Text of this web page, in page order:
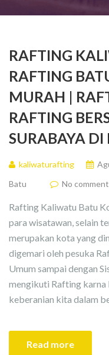
RAFTING
RAFTING
MURAH |
RAFTING
SURABAYA
kaliwaturafting
Batu
No
Rafting Kaliwatu Batu
para wisatawan, selain
merupakan kota yang
digemari oleh pesuka
Umum sampai dengan
mengikuti Rafting karna
keberanian kita dalam
Read more